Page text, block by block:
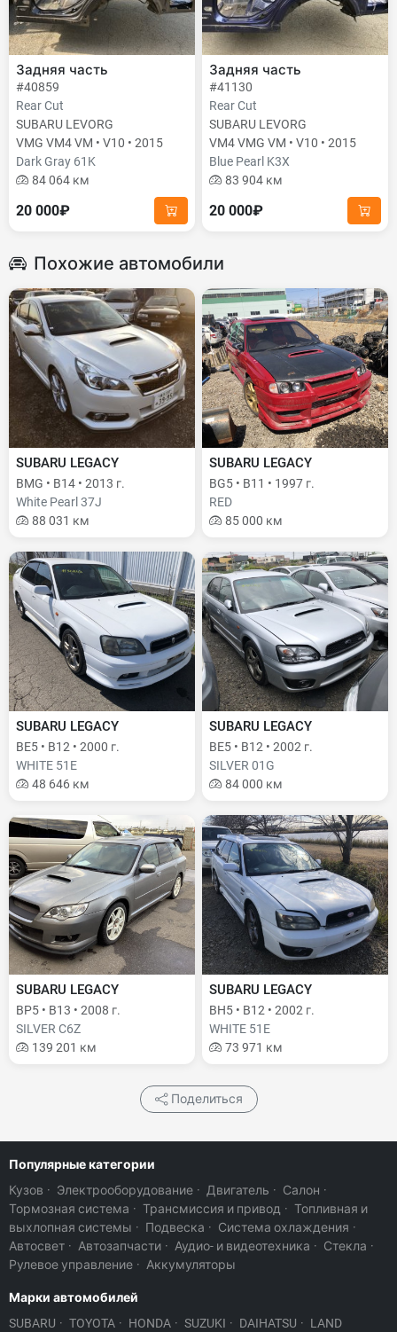
Задняя часть
#40859
Rear Cut
SUBARU LEVORG
VMG VM4 VM • V10 • 2015
Dark Gray 61K
84 064 км
20 000₽
Задняя часть
#41130
Rear Cut
SUBARU LEVORG
VM4 VMG VM • V10 • 2015
Blue Pearl K3X
83 904 км
20 000₽
Похожие автомобили
SUBARU LEGACY
BMG • B14 • 2013 г.
White Pearl 37J
88 031 км
SUBARU LEGACY
BG5 • B11 • 1997 г.
RED
85 000 км
SUBARU LEGACY
BE5 • B12 • 2000 г.
WHITE 51E
48 646 км
SUBARU LEGACY
BE5 • B12 • 2002 г.
SILVER 01G
84 000 км
SUBARU LEGACY
BP5 • B13 • 2008 г.
SILVER C6Z
139 201 км
SUBARU LEGACY
BH5 • B12 • 2002 г.
WHITE 51E
73 971 км
Поделиться
Популярные категории
Кузов · Электрооборудование · Двигатель · Салон ·
Тормозная система · Трансмиссия и привод · Топливная и
выхлопная системы · Подвеска · Система охлаждения ·
Автосвет · Автозапчасти · Аудио- и видеотехника · Стекла ·
Рулевое управление · Аккумуляторы
Марки автомобилей
SUBARU · TOYOTA · HONDA · SUZUKI · DAIHATSU · LAND